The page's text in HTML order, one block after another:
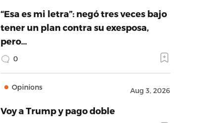
“Esa es mi letra”: negó tres veces bajo
tener un plan contra su exesposa,
pero…
0
Opinions Aug 3, 2026
Voy a Trump y pago doble